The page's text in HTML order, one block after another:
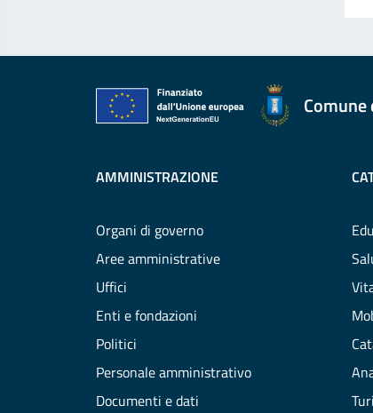
AMMINISTRAZIONE
Organi di governo
Aree amministrative
Uffici
Enti e fondazioni
Politici
Personale amministrativo
Documenti e dati